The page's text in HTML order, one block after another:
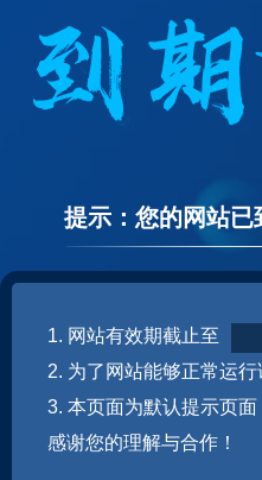
提示：您的网站已
1. 网站有效期截止至
2. 为了网站能够正常运
3. 本页面为默认提示页
感谢您的理解与合作！